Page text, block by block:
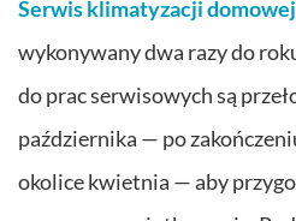
Serwis klimatyzacji domowej
wykonywany dwa razy do
do prac serwisowych są
października — po
okolice kwietnia — aby